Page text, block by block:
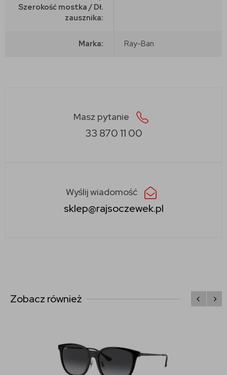
Szerokość mostka / Dł.
zausznika:
Marka: Ray-Ban
Masz pytanie
33 870 11 00
Wyślij wiadomość
sklep@rajsoczewek.pl
Zobacz również